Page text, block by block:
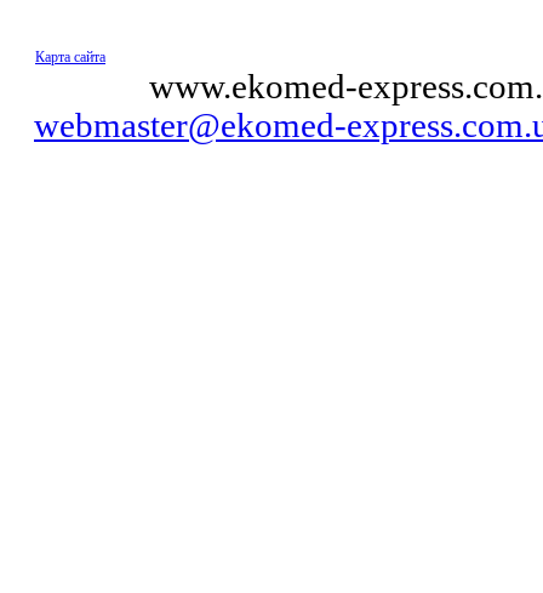
Карта сайта
www.ekomed-
webmaster@ekomed-